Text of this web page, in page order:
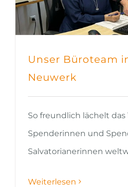
Unser Büroteam
Neuwerk
So freundlich lächelt das
Spenderinnen und
Salvatorianerinnen
Weiterlesen